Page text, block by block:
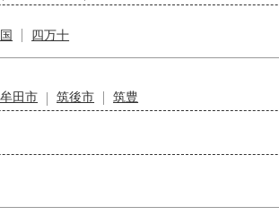
四万十
田市 筑後市
筑豊